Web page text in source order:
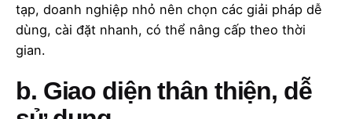
tạp, doanh nghiệp nhỏ nên chọn các giải pháp dễ
dùng, cài đặt nhanh, có thể nâng cấp theo thời
gian.
b. Giao diện thân thiện, dễ